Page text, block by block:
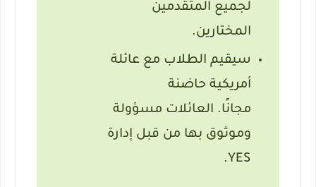
لجميع المتقدمين
المختارين.
سيقيم الطلاب مع عائلة
أمريكية حاضنة
مجانًا. العائلات مسؤولة
وموثوق بها من قبل إدارة
YES.